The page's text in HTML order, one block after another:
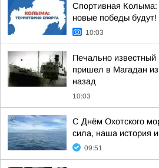
Спортивная Колыма:
новые победы будут!
10:03
Печально известный
пришел в Магадан
назад
10:03
С Днём Охотского
сила, наша история
09:51